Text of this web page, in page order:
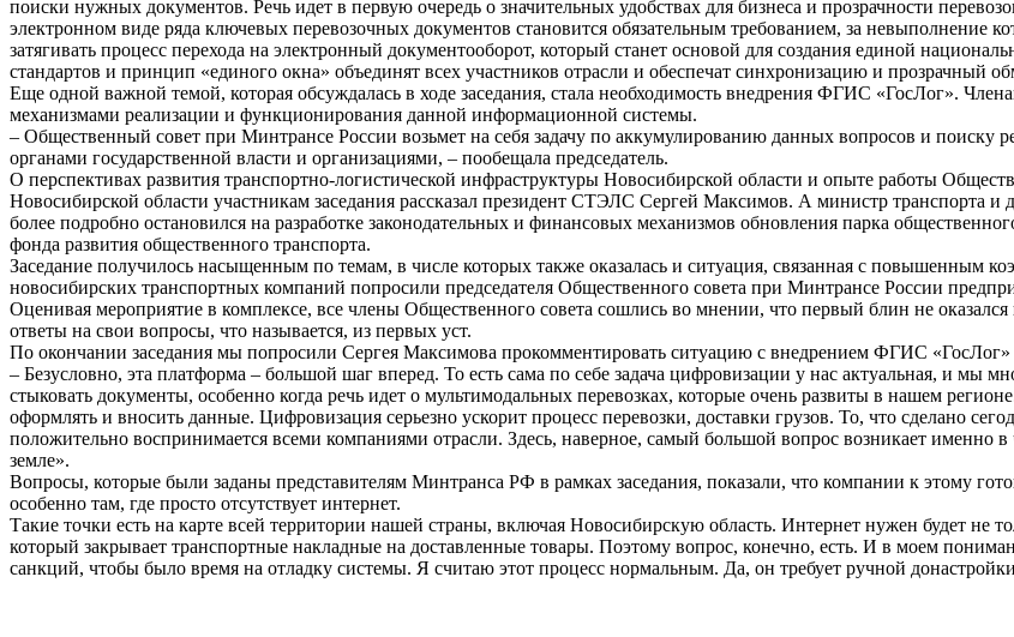
поиски нужных документов. Речь идет в первую очередь о значительных удобствах для бизнеса и прозрачности
электронном виде ряда ключевых перевозочных документов становится обязательным требованием, за невыполнение
затягивать процесс перехода на электронный документооборот, который станет основой для создания единой
стандартов и принцип «единого окна» объединят всех участников отрасли и обеспечат синхронизацию и прозрачный
Еще одной важной темой, которая обсуждалась в ходе заседания, стала необходимость внедрения ФГИС «ГосЛог».
механизмами реализации и функционирования данной информационной системы.
– Общественный совет при Минтрансе России возьмет на себя задачу по аккумулированию данных вопросов и
органами государственной власти и организациями, – пообещала председатель.
О перспективах развития транспортно-логистической инфраструктуры Новосибирской области и опыте работы
Новосибирской области участникам заседания рассказал президент СТЭЛС Сергей Максимов. А министр транспорта
более подробно остановился на разработке законодательных и финансовых механизмов обновления парка
фонда развития общественного транспорта.
Заседание получилось насыщенным по темам, в числе которых также оказалась и ситуация, связанная с повышенным
новосибирских транспортных компаний попросили председателя Общественного совета при Минтрансе России
Оценивая мероприятие в комплексе, все члены Общественного совета сошлись во мнении, что первый блин не
ответы на свои вопросы, что называется, из первых уст.
По окончании заседания мы попросили Сергея Максимова прокомментировать ситуацию с внедрением ФГИС
– Безусловно, эта платформа – большой шаг вперед. То есть сама по себе задача цифровизации у нас актуальная, и мы
стыковать документы, особенно когда речь идет о мультимодальных перевозках, которые очень развиты в нашем
оформлять и вносить данные. Цифровизация серьезно ускорит процесс перевозки, доставки грузов. То, что сделано
положительно воспринимается всеми компаниями отрасли. Здесь, наверное, самый большой вопрос возникает именно в
земле».
Вопросы, которые были заданы представителям Минтранса РФ в рамках заседания, показали, что компании к этому
особенно там, где просто отсутствует интернет.
Такие точки есть на карте всей территории нашей страны, включая Новосибирскую область. Интернет нужен будет не
который закрывает транспортные накладные на доставленные товары. Поэтому вопрос, конечно, есть. И в моем
санкций, чтобы было время на отладку системы. Я считаю этот процесс нормальным. Да, он требует ручной